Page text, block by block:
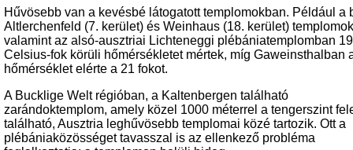
Hűvösebb van a kevésbé látogatott templomokban. Például a
Altlerchenfeld (7. kerület) és Weinhaus (18. kerület)
valamint az alsó-ausztriai Lichteneggi plébániatemplomban 19
Celsius-fok körüli hőmérsékletet mértek, míg Gaweinsthalban
hőmérséklet elérte a 21 fokot.
A Bucklige Welt régióban, a Kaltenbergen található
zarándoktemplom, amely közel 1000 méterrel a tengerszint
található, Ausztria leghűvösebb templomai közé tartozik. Ott a
plébániaközösséget tavasszal is az ellenkező probléma